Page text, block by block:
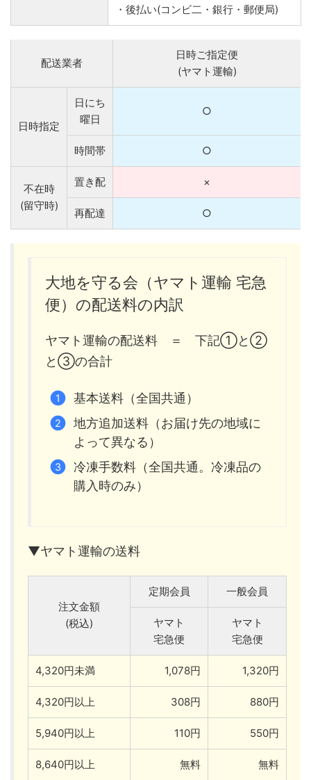
・後払い(コンビ二・銀行・郵便局)
配送業者
日時ご指定便
(ヤマト運輸)
日時指定
日にち
曜日
○
時間帯 ○
不在時
(留守時)
置き配 ×
再配達 ○
大地を守る会（ヤマト運輸 宅急
便）の配送料の内訳
ヤマト運輸の配送料 ＝ 下記①と②
と③の合計
基本送料（全国共通）
地方追加送料（お届け先の地域に
よって異なる）
冷凍手数料（全国共通。冷凍品の
購入時のみ）
▼ヤマト運輸の送料
注文金額
(税込)
定期会員 一般会員
ヤマト
宅急便
ヤマト
宅急便
4,320円未満 1,078円 1,320円
4,320円以上 308円 880円
5,940円以上 110円 550円
8,640円以上 無料 無料